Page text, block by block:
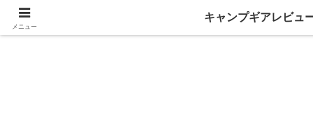
メニュー
キャンプギアレビュ